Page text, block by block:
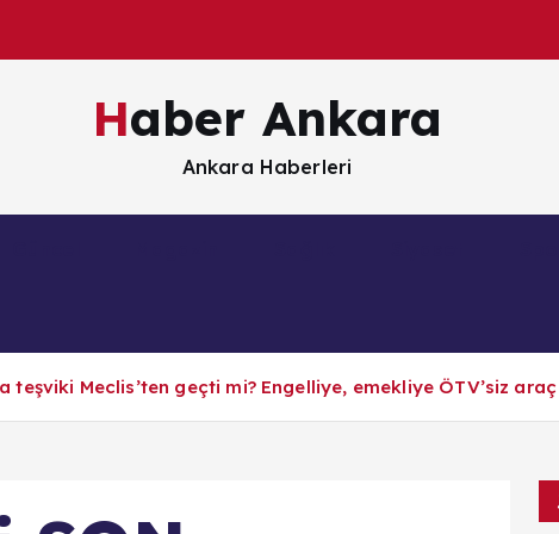
Haber Ankara
Ankara Haberleri
Meclis’ten geçti mi? Engelliye, emekliye ÖTV’siz araç